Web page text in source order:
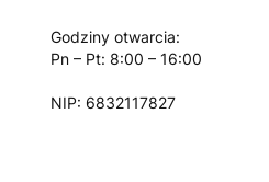
Godziny otwarcia:
Pn – Pt: 8:00 – 16:00
NIP: 6832117827